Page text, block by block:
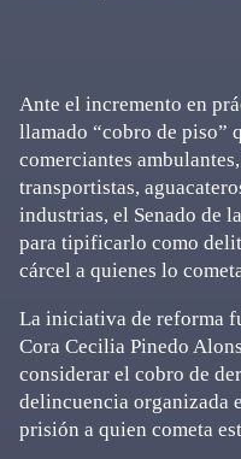
Ante el incremento en
llamado “cobro de piso”
comerciantes
transportistas,
industrias, el Senado de
para tipificarlo como
cárcel a quienes lo
La iniciativa de reforma
Cora Cecilia Pinedo
considerar el cobro de
delincuencia organizada
prisión a quien cometa